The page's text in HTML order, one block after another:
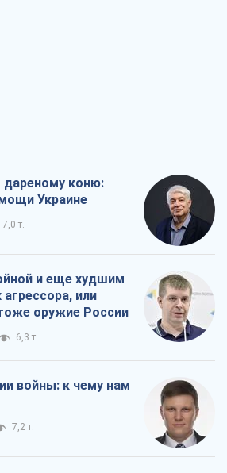
коню:
Украине
7,0 т.
и еще худшим
или
оружие России
6,3 т.
войны: к чему нам
7,2 т.